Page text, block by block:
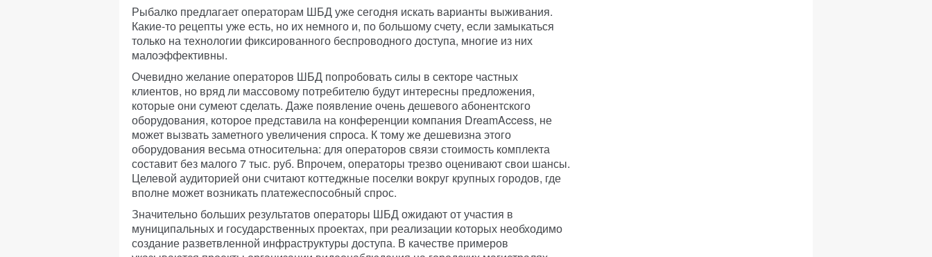
Рыбалко предлагает операторам ШБД уже сегодня искать варианты выживания.
Какие-то рецепты уже есть, но их немного и, по большому счету, если замыкаться
только на технологии фиксированного беспроводного доступа, многие из них
малоэффективны.
Очевидно желание операторов ШБД попробовать силы в секторе частных
клиентов, но вряд ли массовому потребителю будут интересны предложения,
которые они сумеют сделать. Даже появление очень дешевого абонентского
оборудования, которое представила на конференции компания DreamAccess, не
может вызвать заметного увеличения спроса. К тому же дешевизна этого
оборудования весьма относительна: для операторов связи стоимость комплекта
составит без малого 7 тыс. руб. Впрочем, операторы трезво оценивают свои шансы.
Целевой аудиторией они считают коттеджные поселки вокруг крупных городов, где
вполне может возникать платежеспособный спрос.
Значительно больших результатов операторы ШБД ожидают от участия в
муниципальных и государственных проектах, при реализации которых необходимо
создание разветвленной инфраструктуры доступа. В качестве примеров